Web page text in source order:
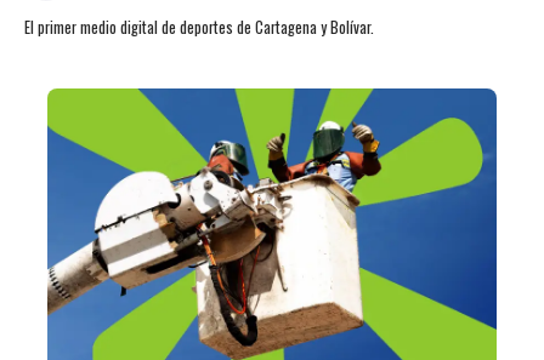
El primer medio digital de deportes de Cartagena y Bolívar.